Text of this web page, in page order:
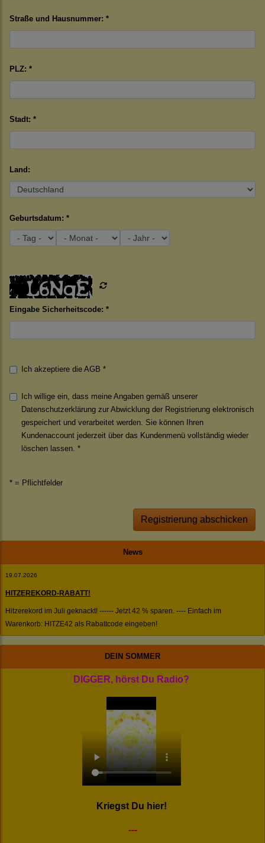
News
19.07.2026
HITZEREKORD-RABATT!
Hitzerekord im Juli geknackt! ------ Jetzt 42 % sparen. ---- Einfach im
Warenkorb: HITZE42 als Rabattcode eingeben!
DEIN SOMMER
DIGGER, hörst Du Radio?
Kriegst Du hier!
---
Straße und Hausnummer: *
PLZ: *
Stadt: *
Land:
Geburtsdatum: *
Eingabe Sicherheitscode: *
Ich akzeptiere die AGB *
Ich willige ein, dass meine Angaben gemäß unserer
Datenschutzerklärung zur Abwicklung der Registrierung elektronisch
gespeichert und verarbeitet werden. Sie können Ihren
Kundenaccount jederzeit über das Kundenmenü vollständig wieder
löschen lassen. *
* = Pflichtfelder
Registrierung abschicken